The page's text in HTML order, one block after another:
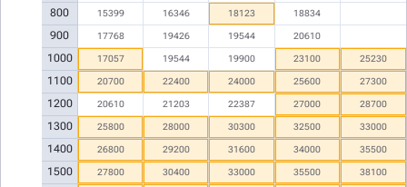
800
900
1000
1100
1200
1300
1400
1500
15399 16346 18123 18834
17768 19426 19544 20610
17057 19544 19900 23100 25230
20700 22400 24000 25600 27300
20610 21203 22387 27000 28700
25800 28000 30300 32500 33000
26800 29200 31600 34000 35500
27800 30400 33000 35500 38100